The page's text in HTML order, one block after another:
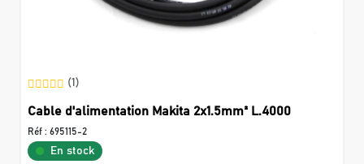
(1)
Cable d'alimentation Makita 2x1.5mm² L.4000
Réf : 695115-2
En stock